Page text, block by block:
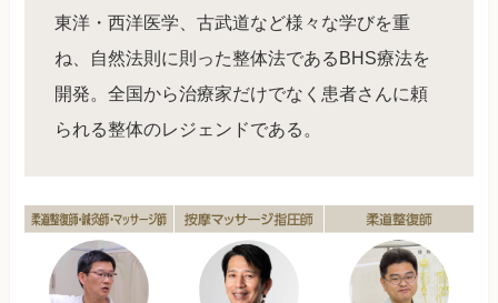
東洋・西洋医学、古武道など様々な学びを重
ね、自然法則に則った整体法であるBHS療法を
開発。全国から治療家だけでなく患者さんに頼
られる整体のレジェンドである。